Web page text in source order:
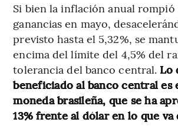
Si bien la inflación anual rompió
ganancias en mayo,
previsto hasta el 5,32%, se
encima del límite del 4,5% del
tolerancia del banco central. Lo
beneficiado al banco central es
moneda brasileña, que se ha
13% frente al dólar en lo que va